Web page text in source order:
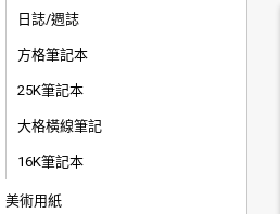
日誌/週誌
方格筆記本
25K筆記本
大格橫線筆記
16K筆記本
美術用紙